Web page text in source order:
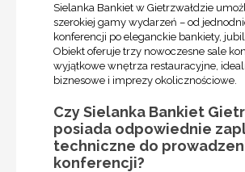
Sielanka Bankiet w Gietrzwałdzie
szerokiej gamy wydarzeń – od
konferencji po eleganckie bankiety,
Obiekt oferuje trzy nowoczesne sale
wyjątkowe wnętrza restauracyjne,
biznesowe i imprezy okolicznościowe.
Czy Sielanka Bankiet
posiada odpowiednie
techniczne do
konferencji?